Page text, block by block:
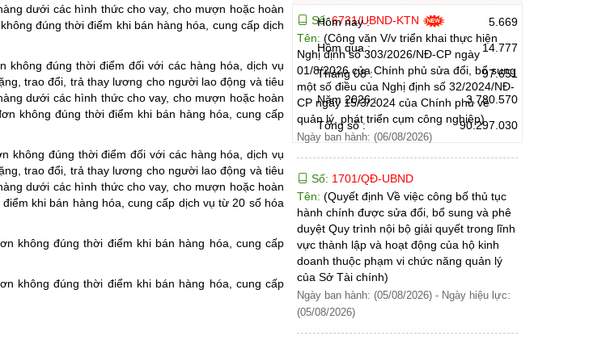
dưới các hình thức cho vay, cho mượn hoặc hoàn
đúng thời điểm khi bán hàng hóa, cung cấp dịch
không đúng thời điểm đối với các hàng hóa, dịch vụ
trao đổi, trả thay lương cho người lao động và tiêu
dưới các hình thức cho vay, cho mượn hoặc hoàn
không đúng thời điểm khi bán hàng hóa, cung cấp
không đúng thời điểm đối với các hàng hóa, dịch vụ
trao đổi, trả thay lương cho người lao động và tiêu
dưới các hình thức cho vay, cho mượn hoặc hoàn
khi bán hàng hóa, cung cấp dịch vụ từ 20 số hóa
không đúng thời điểm khi bán hàng hóa, cung cấp
không đúng thời điểm khi bán hàng hóa, cung cấp
Số:6731/UBND-KTN
Tên: (Công văn V/v triển khai thực hiện
Nghị định số 303/2026/NĐ-CP ngày
01/8/2026 của Chính phủ sửa đổi, bổ sung
một số điều của Nghị định số 32/2024/NĐ-
CP ngày 15/3/2024 của Chính phủ về
quản lý, phát triển cụm công nghiệp)
Ngày ban hành: (06/08/2026)
Số: 1701/QĐ-UBND
Tên: (Quyết định Về việc công bố thủ tục
hành chính được sửa đổi, bổ sung và phê
duyệt Quy trình nội bộ giải quyết trong lĩnh
vực thành lập và hoạt động của hộ kinh
doanh thuộc phạm vi chức năng quản lý
của Sở Tài chính)
Ngày ban hành: (05/08/2026) - Ngày hiệu lực:
(05/08/2026)
Hôm nay :
5.669
Hôm qua :
14.777
Tháng 08 :
97.651
Năm 2026 :
3.780.570
Tổng số :
90.297.030